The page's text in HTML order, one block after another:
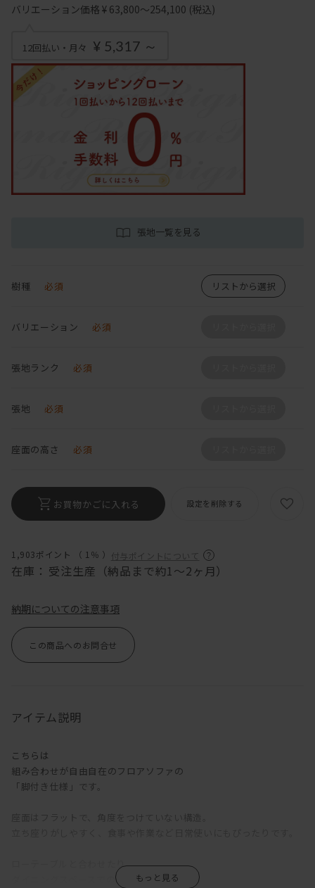
1,903ポイント （ 1％ ） 付与ポイントについて
在庫： 受注生産（納品まで約1～2ヶ月）
バリエーション価格 ¥ 63,800～254,100 (税込)
12回払い・月々 ¥ 5,317 ～
張地一覧を見る
樹種 必須 リストから選択
バリエーション 必須
張地ランク 必須
張地 必須
座面の高さ 必須
お買物かごに入れる 設定を削除する
納期についての注意事項
この商品へのお問合せ
アイテム説明
こちらは
組み合わせが自由自在のフロアソファの
「脚付き仕様」です。
ローテーブルと合わせたり、
ダイニングスペースでの使用も最適です！